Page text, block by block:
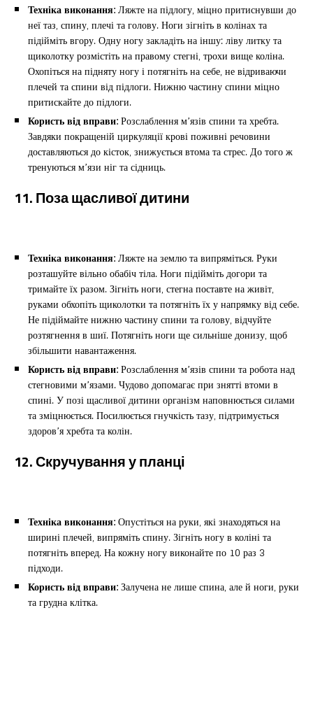
Техніка виконання:Ляжте на підлогу, міцно притиснувши до
неї таз, спину, плечі та голову. Ноги зігніть в колінах та
підійміть вгору. Одну ногу закладіть на іншу: ліву литку та
щиколотку розмістіть на правому стегні, трохи вище коліна.
Охопіться на підняту ногу і потягніть на себе, не відриваючи
плечей та спини від підлоги. Нижню частину спини міцно
притискайте до підлоги.
Користь від вправи:Розслаблення м’язів спини та хребта.
Завдяки покращеній циркуляції крові поживні речовини
доставляються до кісток, знижується втома та стрес. До того ж
тренуються м’язи ніг та сідниць.
11. Поза щасливої дитини
Техніка виконання:Ляжте на землю та випряміться. Руки
розташуйте вільно обабіч тіла. Ноги підійміть догори та
тримайте їх разом. Зігніть ноги, стегна поставте на живіт,
руками обхопіть щиколотки та потягніть їх у напрямку від себе.
Не підіймайте нижню частину спини та голову, відчуйте
розтягнення в шиї. Потягніть ноги ще сильніше донизу, щоб
збільшити навантаження.
Користь від вправи:Розслаблення м’язів спини та робота над
стегновими м’язами. Чудово допомагає при знятті втоми в
спині. У позі щасливої дитини організм наповнюється силами
та зміцнюється. Посилюється гнучкість тазу, підтримується
здоров’я хребта та колін.
12. Скручування у планці
Техніка виконання:Опустіться на руки, які знаходяться на
ширині плечей, випряміть спину. Зігніть ногу в коліні та
потягніть вперед. На кожну ногу виконайте по 10 раз 3
підходи.
Користь від вправи:Залучена не лише спина, але й ноги, руки
та грудна клітка.